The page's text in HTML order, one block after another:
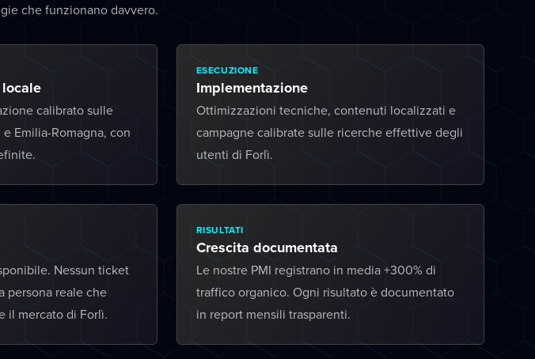
che funzionano davvero.
calibrato sulle
Emilia-Romagna, con
ESECUZIONE
Implementazione
Ottimizzazioni tecniche, contenuti localizzati e
campagne calibrate sulle ricerche effettive degli
utenti di Forlì.
Nessun ticket
persona reale che
il mercato di Forlì.
RISULTATI
Crescita documentata
Le nostre PMI registrano in media +300% di
traffico organico. Ogni risultato è documentato
in report mensili trasparenti.